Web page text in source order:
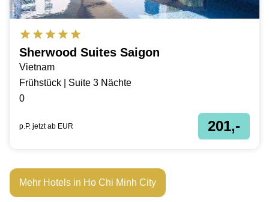
Sherwood Suites Saigon
Vietnam
Frühstück | Suite 3 Nächte
0
p.P. jetzt ab EUR 201,-
Mehr Hotels in Ho Chi Minh City